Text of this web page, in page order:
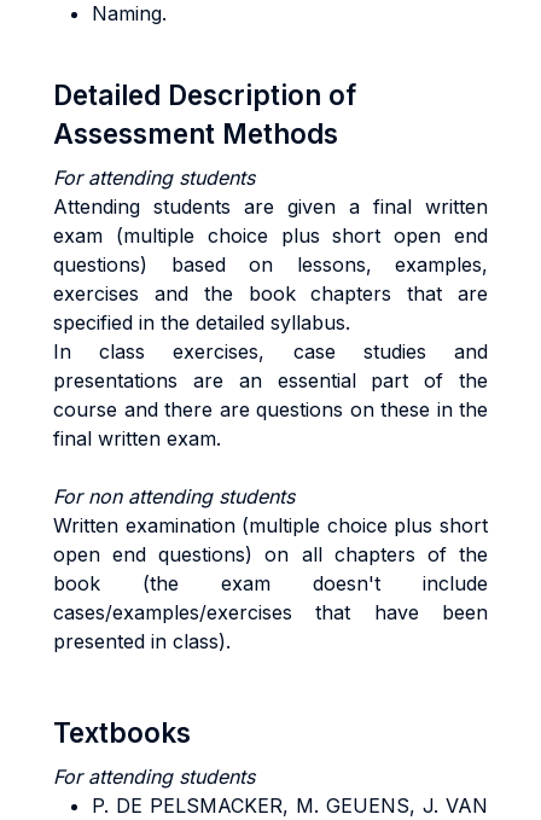
Naming.
Detailed Description of
Assessment Methods
For attending students
Attending students are given a final written
exam (multiple choice plus short open end
questions) based on lessons, examples,
exercises and the book chapters that are
specified in the detailed syllabus.
In class exercises, case studies and
presentations are an essential part of the
course and there are questions on these in the
final written exam.
For non attending students
Written examination (multiple choice plus short
open end questions) on all chapters of the
book (the exam doesn't include
cases/examples/exercises that have been
presented in class).
Textbooks
For attending students
P. DE PELSMACKER, M. GEUENS, J. VAN